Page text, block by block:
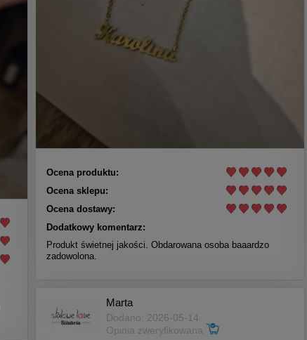
Ocena produktu:
Ocena sklepu:
Ocena dostawy:
Dodatkowy komentarz:
Produkt świetnej jakości. Obdarowana osoba baaardzo
zadowolona.
Marta
Dodano: 2026-05-14
Opinia zweryfikowana